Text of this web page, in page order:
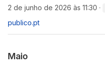
2 de junho de 2026 às 11:30 ·
publico.pt
Maio